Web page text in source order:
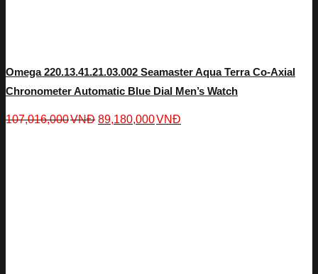
Omega 220.13.41.21.03.002 Seamaster Aqua Terra Co-Axial
Chronometer Automatic Blue Dial Men’s Watch
107,016,000VNĐ 89,180,000VNĐ